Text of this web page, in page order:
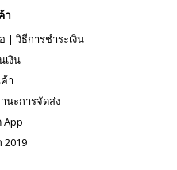
า
| วิธีการชำระเงิน
เงิน
า
นะการจัดส่ง
App
2019